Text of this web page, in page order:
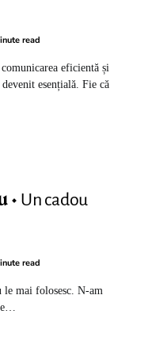
read
eficientă și
esențială. Fie că
Un cadou
read
le mai folosesc. N-am